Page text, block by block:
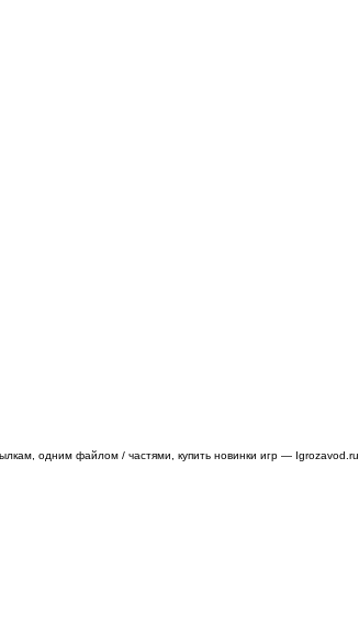
одним файлом / частями, купить новинки игр — Igrozavod.ru